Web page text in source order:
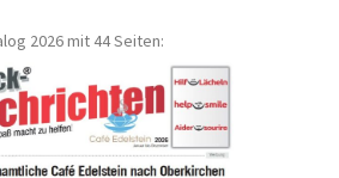
2026 mit 44 Seiten: